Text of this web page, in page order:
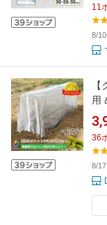
11
8/
用
間
け
36
8/